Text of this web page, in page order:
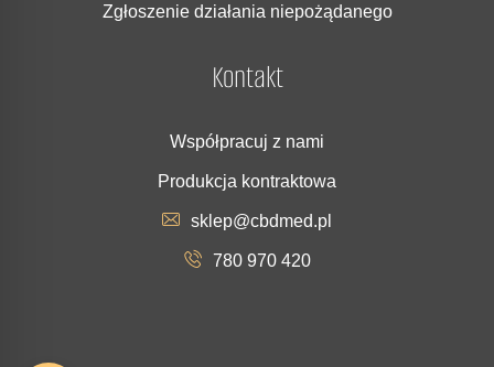
Zgłoszenie działania niepożądanego
Kontakt
Współpracuj z nami
Produkcja kontraktowa
sklep@cbdmed.pl
780 970 420